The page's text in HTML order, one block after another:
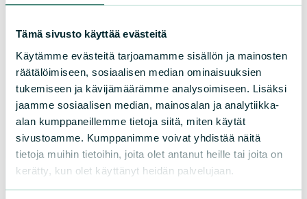
Tämä sivusto käyttää evästeitä
Käytämme evästeitä tarjoamamme sisällön ja mainosten
räätälöimiseen, sosiaalisen median ominaisuuksien
tukemiseen ja kävijämäärämme analysoimiseen. Lisäksi
jaamme sosiaalisen median, mainosalan ja analytiikka-
alan kumppaneillemme tietoja siitä, miten käytät
sivustoamme. Kumppanimme voivat yhdistää näitä
tietoja muihin tietoihin, joita olet antanut heille tai joita on
kerätty, kun olet käyttänyt heidän palvelujaan.
Paikallistoiminta
Osallistu tapahtumaan
Tule vapaaehtoiseksi
Liity jäseneksi
Piirit ja yhdistykset
LIITY JÄSENEKSI